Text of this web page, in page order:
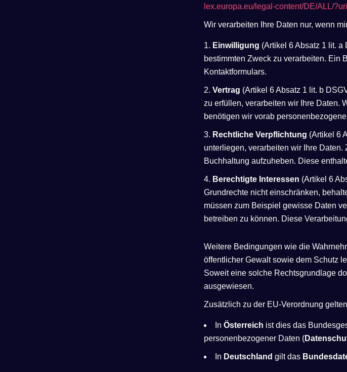
lex.europa.eu/legal-content/DE/ALL/
Wir verarbeiten Ihre Daten nur, wenn
Einwilligung (Artikel 6 Absatz 1 lit.
bestimmten Zweck zu verarbeiten. Ein
Kontaktformulars.
Vertrag (Artikel 6 Absatz 1 lit. b
zu erfüllen, verarbeiten wir Ihre Daten.
benötigen wir vorab
Rechtliche Verpflichtung (Artikel 6
unterliegen, verarbeiten wir Ihre
Buchhaltung aufzuheben. Diese
Berechtigte Interessen (Artikel 6
Grundrechte nicht einschränken,
müssen zum Beispiel gewisse Daten
betreiben zu können. Diese
Weitere Bedingungen wie die
öffentlicher Gewalt sowie dem Schutz
Soweit eine solche Rechtsgrundlage
ausgewiesen.
Zusätzlich zu der EU-Verordnung
InÖsterreich ist dies das
personenbezogener Daten (
In Deutschland gilt das